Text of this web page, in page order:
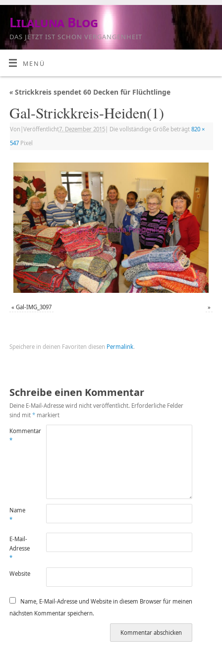
Lilaluna Blog
DAS JETZT IST SCHON VERGANGENHEIT
MENÜ
«Strickkreis spendet 60 Decken für Flüchtlinge
Gal-Strickkreis-Heiden(1)
Von Veröffentlicht7. Dezember 2015| Die vollständige Größe beträgt 820 ×
547Pixel
« Gal-IMG_3097 »
Speichere in deinen Favoriten diesen Permalink.
Schreibe einen Kommentar
Deine E-Mail-Adresse wird nicht veröffentlicht. Erforderliche Felder
sind mit *markiert
Kommentar
*
Name
*
E-Mail-
Adresse
*
Website
Name, E-Mail-Adresse und Website in diesem Browser für meinen
nächsten Kommentar speichern.